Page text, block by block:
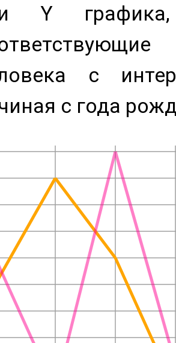
Y
с
с года